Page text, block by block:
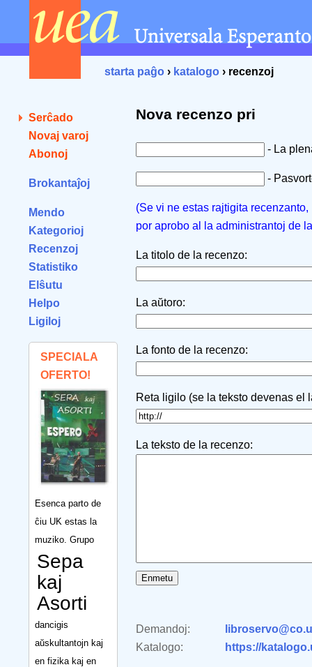
starta paĝo › katalogo › recenzoj
Serĉado
Novaj varoj
Abonoj
Brokantaĵoj
Mendo
Kategorioj
Recenzoj
Statistiko
Elŝutu
Helpo
Ligiloj
SPECIALA
OFERTO!
Esenca parto de
ĉiu UK estas la
muziko. Grupo
Sepa
kaj
Asorti
dancigis
aŭskultantojn kaj
en fizika kaj en
Nova recenzo pri
- La
-
(Se vi ne estas rajtigita
por aprobo al la administrantoj de
La titolo de la recenzo:
La aŭtoro:
La fonto de la recenzo:
Reta ligilo (se la teksto devenas el
La teksto de la recenzo:
Demandoj:
Katalogo:
https://